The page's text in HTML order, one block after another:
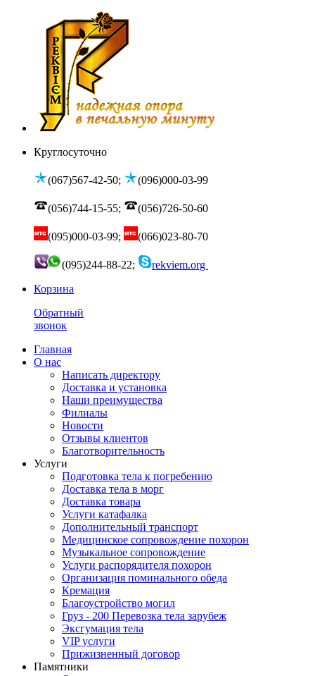
Круглосуточно
(067)567-42-50; (096)000-03-99
(056)744-15-55; (056)726-50-60
(095)000-03-99; (066)023-80-70
(095)244-88-22;
rekviem.org
Корзина
Обратный
звонок
Главная
О нас
Написать директору
Доставка и установка
Наши преимущества
Филиалы
Новости
Отзывы клиентов
Благотворительность
Услуги
Подготовка тела к погребению
Доставка тела в морг
Доставка товара
Услуги катафалка
Дополнительный транспорт
Медицинское сопровождение похорон
Музыкальное сопровождение
Услуги распорядителя похорон
Организация поминального обеда
Кремация
Благоустройство могил
Груз - 200 Перевозка тела зарубеж
Эксгумация тела
VIP услуги
Прижизненный договор
Памятники